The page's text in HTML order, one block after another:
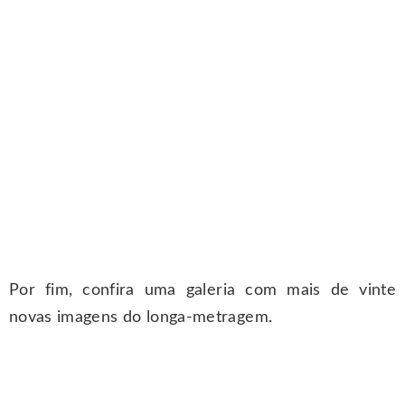
Por fim, confira uma galeria com mais de vinte
novas imagens do longa-metragem.